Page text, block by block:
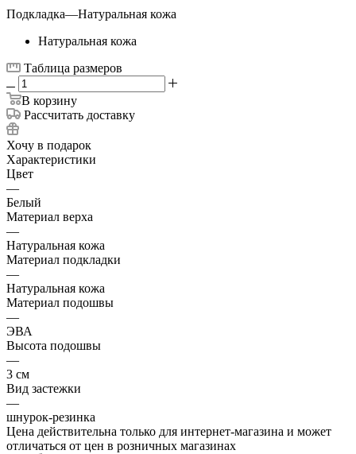
Подкладка—Натуральная кожа
Натуральная кожа
Таблица размеров
В корзину
Рассчитать доставку
Хочу в подарок
Характеристики
Цвет
—
Белый
Материал верха
—
Натуральная кожа
Материал подкладки
—
Натуральная кожа
Материал подошвы
—
ЭВА
Высота подошвы
—
3 см
Вид застежки
—
шнурок-резинка
Цена действительна только для интернет-магазина и может
отличаться от цен в розничных магазинах